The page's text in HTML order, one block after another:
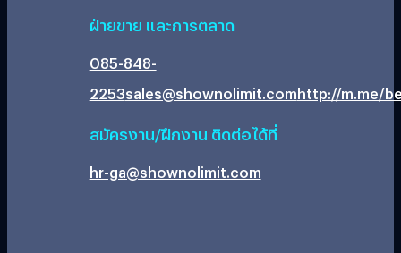
ฝ่ายขาย และการตลาด
085-848-
2253sales@shownolimit.comhttp://m.me/
สมัครงาน/ฝึกงาน ติดต่อได้ที่
hr-ga@shownolimit.com